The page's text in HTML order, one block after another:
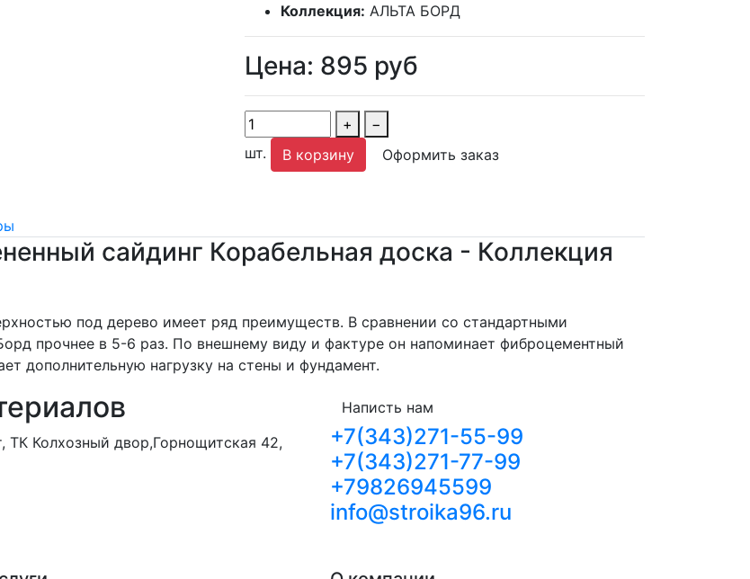
Коллекция: АЛЬТА БОРД
Цена: 895 руб
+
−
шт.
В корзину Оформить заказ
сайдинг Корабельная доска - Коллекция
под дерево имеет ряд преимуществ. В сравнении со стандартными
прочнее в 5-6 раз. По внешнему виду и фактуре он напоминает фиброцементный
дополнительную нагрузку на стены и фундамент.
Колхозный двор,Горнощитская 42,
Написть нам
+7(343)271-55-99
+7(343)271-77-99
+79826945599
info@stroika96.ru